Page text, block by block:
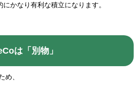
かなり有利な積立になります。
は「別物」
め、